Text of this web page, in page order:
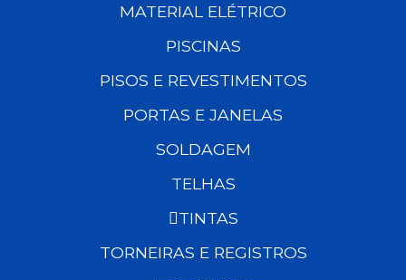
MATERIAL ELÉTRICO
PISCINAS
PISOS E REVESTIMENTOS
PORTAS E JANELAS
SOLDAGEM
TELHAS
TINTAS
TORNEIRAS E REGISTROS